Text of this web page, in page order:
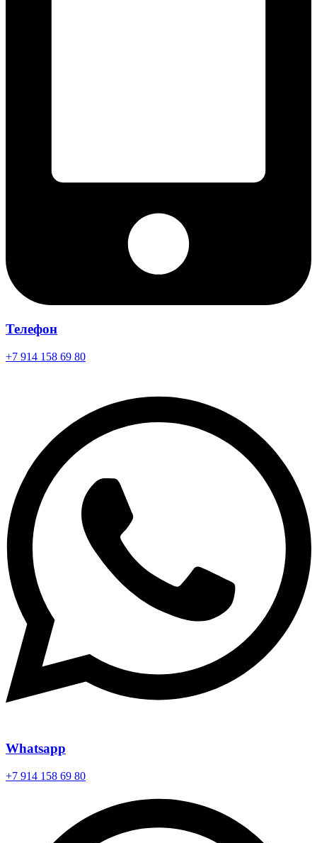
Телефон
+7 914 158 69 80
Whatsapp
+7 914 158 69 80